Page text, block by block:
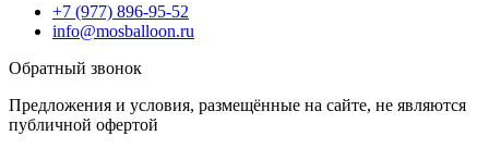
+7 (977) 896-95-52
info@mosballoon.ru
Обратный звонок
Предложения и условия, размещённые на сайте, не являются
публичной офертой